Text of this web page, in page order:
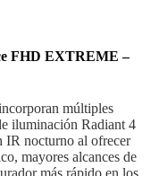
FHD EXTREME –
múltiples
iluminación Radiant 4
IR nocturno al ofrecer
mayores alcances de
más rápido en los